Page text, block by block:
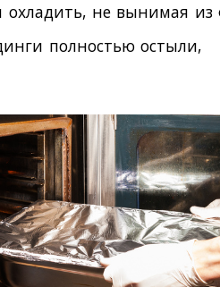
охладить, не вынимая
полностью остыли,